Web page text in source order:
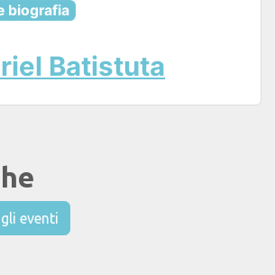
biografia
Batistuta
eventi